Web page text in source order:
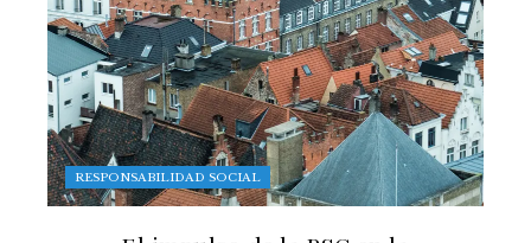
RESPONSABILIDAD SOCIAL